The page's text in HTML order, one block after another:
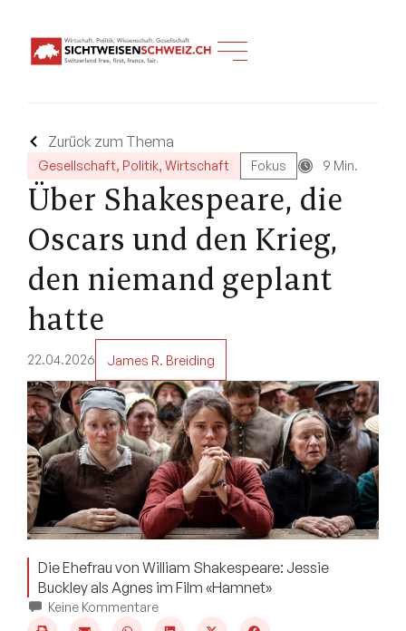
Zurück zum Thema
Gesellschaft, Politik, Wirtschaft Fokus 9 Min.
Über Shakespeare, die
Oscars und den Krieg,
den niemand geplant
hatte
22.04.2026 James R. Breiding
Die Ehefrau von William Shakespeare: Jessie
Buckley als Agnes im Film «Hamnet»
Keine Kommentare